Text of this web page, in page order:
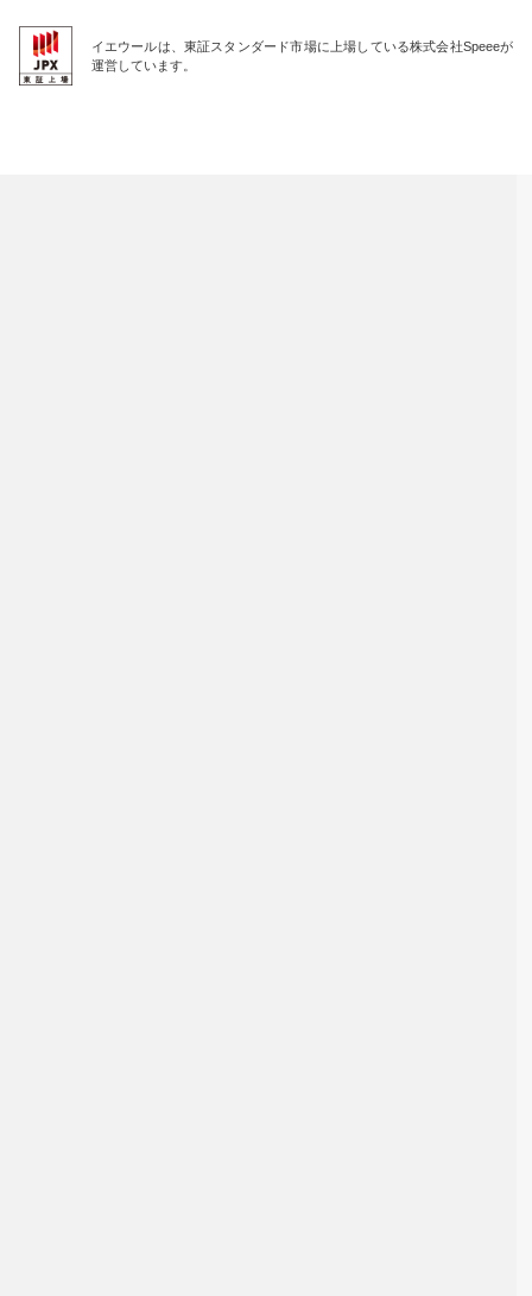
イエウールは、東証スタンダード市場に上場している株式会社Speeeが
運営しています。